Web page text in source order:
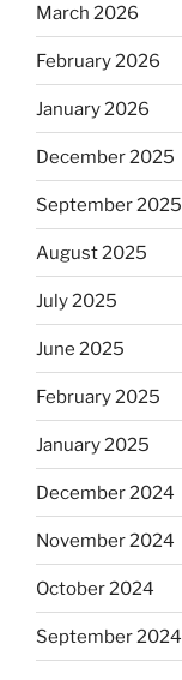
March 2026
February 2026
January 2026
December 2025
September 2025
August 2025
July 2025
June 2025
February 2025
January 2025
December 2024
November 2024
October 2024
September 2024